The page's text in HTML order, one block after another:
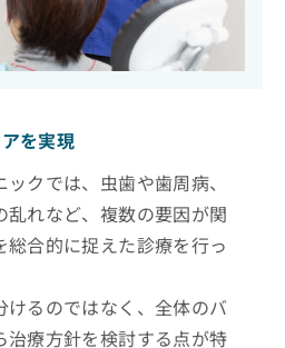
を実現
クでは、虫歯や歯周病、
れなど、複数の要因が関
合的に捉えた診療を行っ
るのではなく、全体のバ
治療方針を検討する点が特